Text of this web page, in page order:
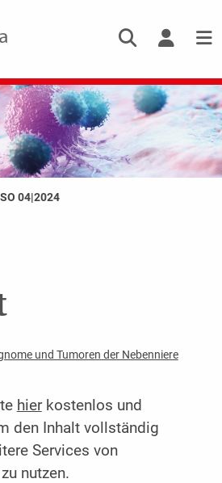
SO 04|2024
und Tumoren der Nebenniere
hierkostenlos und
den Inhalt vollständig
Services von
nutzen.